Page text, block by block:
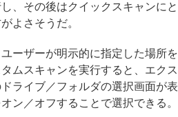
、その後はクイックスキャンにと
よさそうだ。
ーザーが明示的に指定した場所を
ムスキャンを実行すると、エクス
ライブ／フォルダの選択画面が表
ン／オフすることで選択できる。